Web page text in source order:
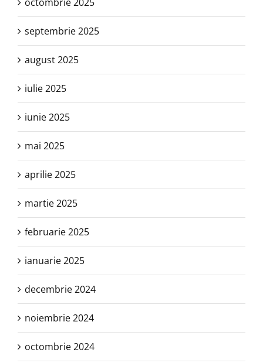
septembrie 2025
august 2025
iulie 2025
iunie 2025
mai 2025
aprilie 2025
martie 2025
februarie 2025
ianuarie 2025
decembrie 2024
noiembrie 2024
octombrie 2024